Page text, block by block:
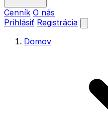
Cenník O nás
Prihlásiť Registrácia
Domov